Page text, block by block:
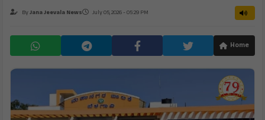
ByJana Jeevala News July 05, 2026 - 05:29 PM
Home